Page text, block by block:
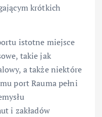
krótkich
istotne miejsce
takie jak
a także niektóre
port Rauma pełni
i zakładów